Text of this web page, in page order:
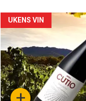
Forsiden
akkurat
nå
-
UKENS VIN